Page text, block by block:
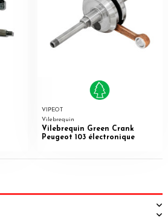
VIPEOT
Vilebrequin
Vilebrequin Green Crank
Peugeot 103 électronique